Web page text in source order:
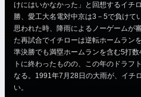
けにはいかなかった」と回想するイチ
勝、愛工大名電対中京は3－5で負けて
思われた時、降雨によるノーゲームが
た再試合でイチローは逆転ホームラン
準決勝でも満塁ホームランを含む5打
トに終わったものの、この年のドラフ
なる。1991年7月28日の大雨が、イチ
い。